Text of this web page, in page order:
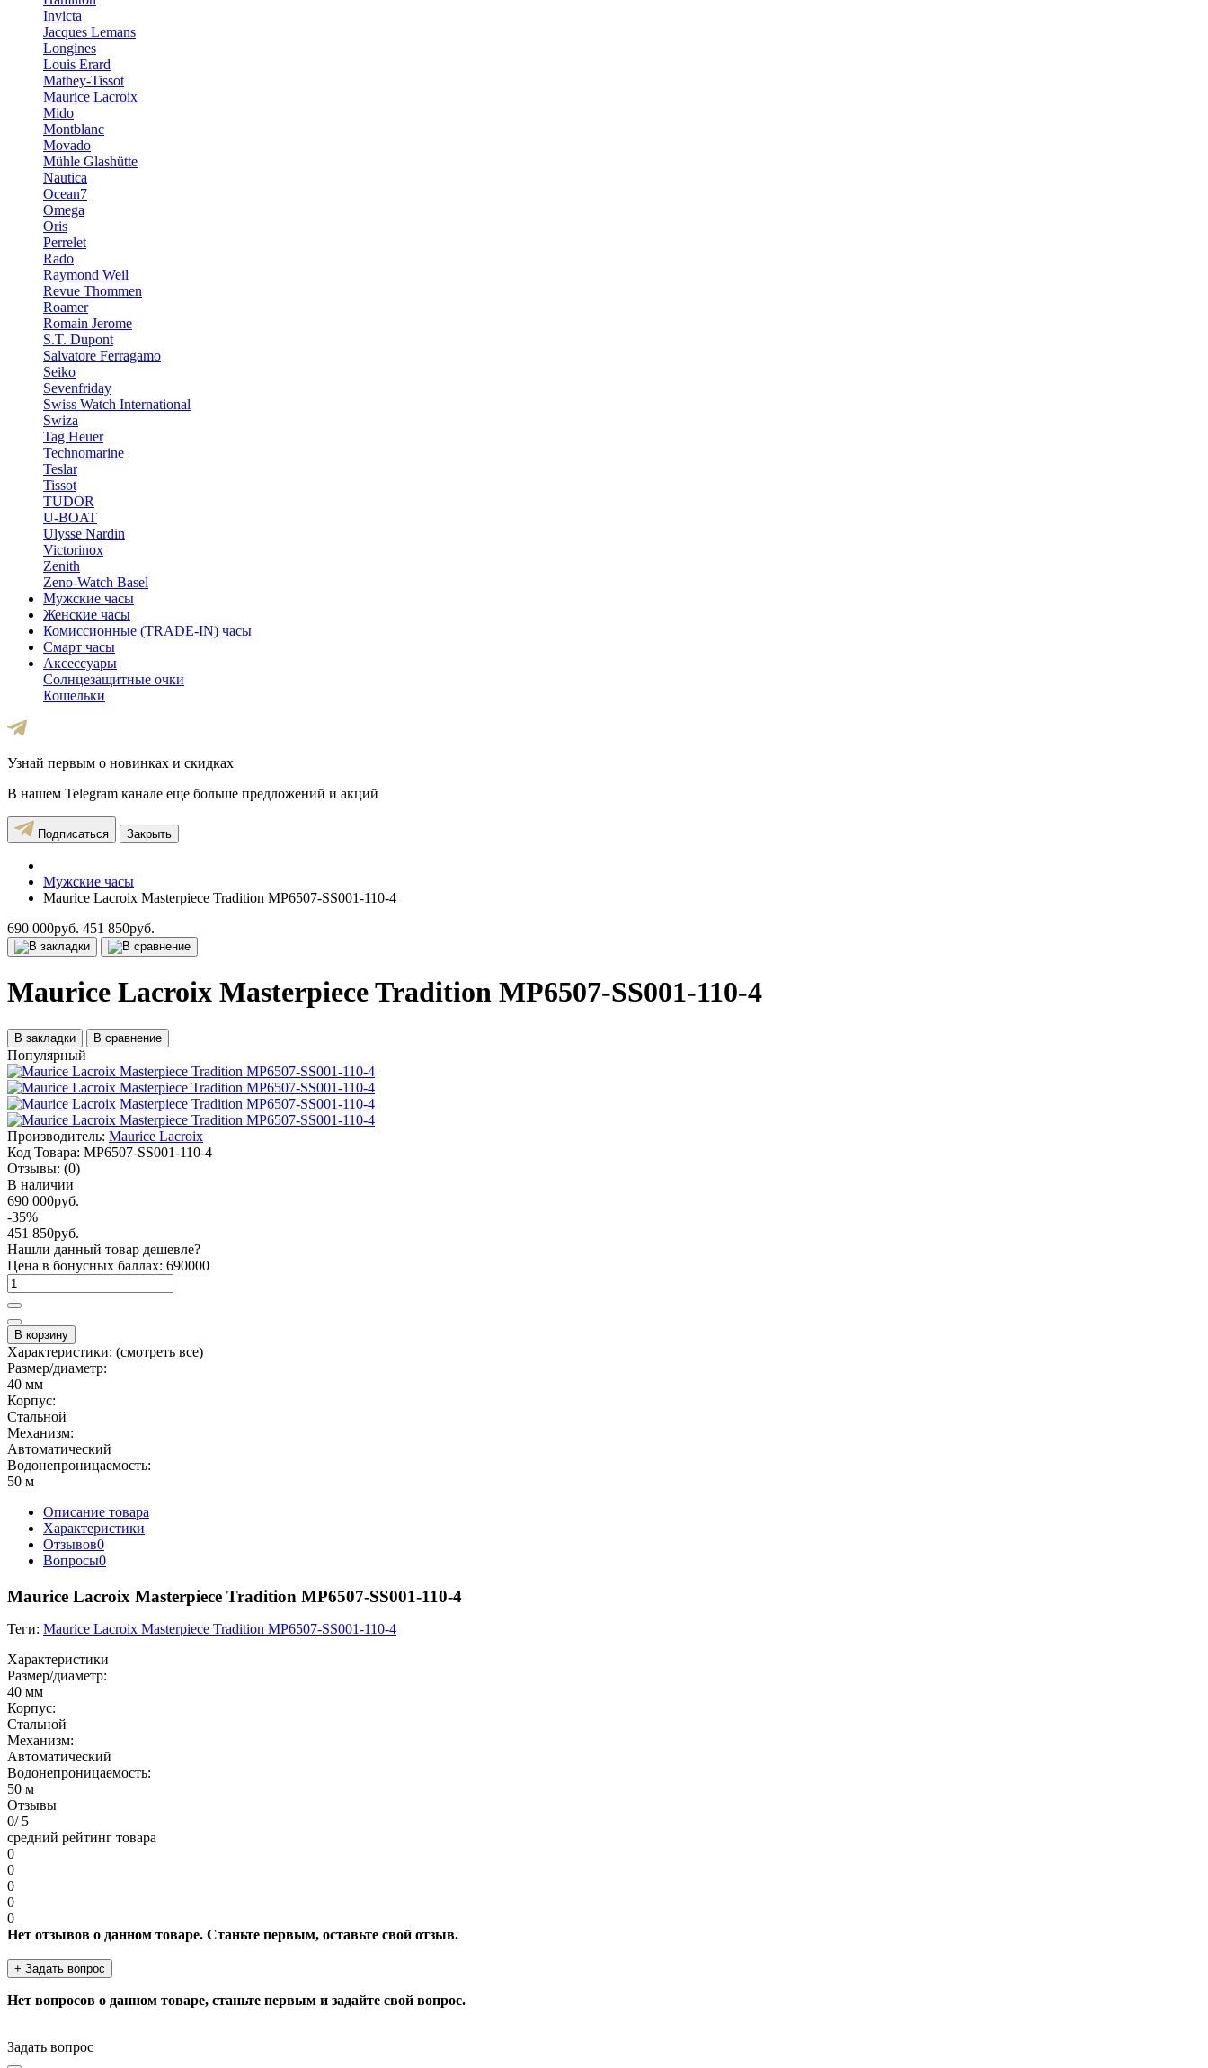
Invicta
Jacques Lemans
Longines
Louis Erard
Mathey-Tissot
Maurice Lacroix
Mido
Montblanc
Movado
Mühle Glashütte
Nautica
Ocean7
Omega
Oris
Perrelet
Rado
Raymond Weil
Revue Thommen
Roamer
Romain Jerome
S.T. Dupont
Salvatore Ferragamo
Seiko
Sevenfriday
Swiss Watch International
Swiza
Tag Heuer
Technomarine
Teslar
Tissot
TUDOR
U-BOAT
Ulysse Nardin
Victorinox
Zenith
Zeno-Watch Basel
Мужские часы
Женские часы
Комиссионные (TRADE-IN) часы
Смарт часы
Аксессуары
Солнцезащитные очки
Кошельки
Узнай первым о новинках и скидках
В нашем Telegram канале еще больше предложений и акций
Подписаться Закрыть
Мужские часы
Maurice Lacroix Masterpiece Tradition MP6507-SS001-110-4
690 000руб. 451 850руб.
Maurice Lacroix Masterpiece Tradition MP6507-SS001-110-4
В закладки В сравнение
Популярный
Производитель: Maurice Lacroix
Код Товара: MP6507-SS001-110-4
Отзывы: (0)
В наличии
690 000руб.
-35%
451 850руб.
Нашли данный товар дешевле?
Цена в бонусных баллах: 690000
В корзину
Характеристики: (смотреть все)
Размер/диаметр:
40 мм
Корпус:
Стальной
Механизм:
Автоматический
Водонепроницаемость:
50 м
Описание товара
Характеристики
Отзывов0
Вопросы0
Maurice Lacroix Masterpiece Tradition MP6507-SS001-110-4
Теги: Maurice Lacroix Masterpiece Tradition MP6507-SS001-110-4
Характеристики
Размер/диаметр:
40 мм
Корпус:
Стальной
Механизм:
Автоматический
Водонепроницаемость:
50 м
Отзывы
0/ 5
средний рейтинг товара
0
0
0
0
0
Нет отзывов о данном товаре. Станьте первым, оставьте свой отзыв.
+ Задать вопрос
Нет вопросов о данном товаре, станьте первым и задайте свой вопрос.
Задать вопрос